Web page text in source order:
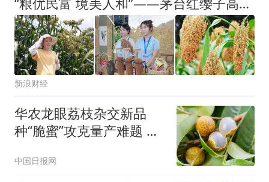
新浪财经
华农龙眼荔枝杂交新品
种“脆蜜”攻克量产难题 将
中国日报网